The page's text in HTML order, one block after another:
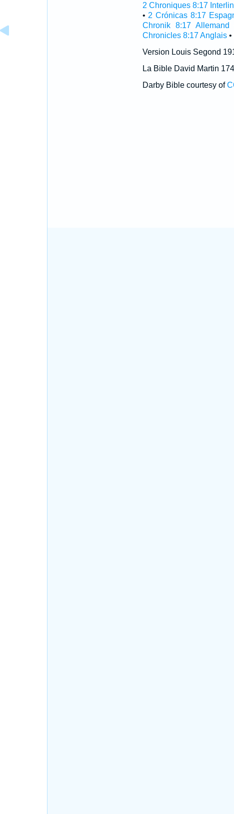
2 Chroniques 8:17
• 2 Crónicas 8:17
Chronik 8:17 Allemand
Chronicles 8:17 Anglais•
Version Louis Segond
La Bible David Martin
Darby Bible courtesy of